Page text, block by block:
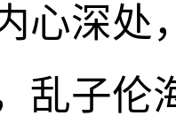
心深处
乱子伦